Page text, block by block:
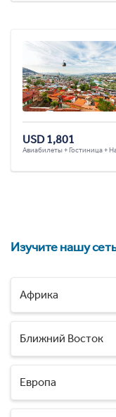
USD 1,801
Авиабилеты + Гостиница +
Изучите нашу
Африка
Ближний Восток
Европа